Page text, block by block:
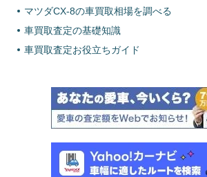
マツダCX-8の車買取相場を調べる
車買取査定の基礎知識
車買取査定お役立ちガイド